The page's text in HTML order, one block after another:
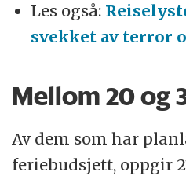
Les også:
svekket av terror
Mellom 20 og
Av dem som har
feriebudsjett, oppgir